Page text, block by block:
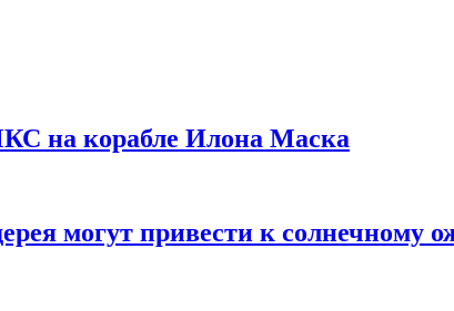
на корабле Илона Маска
могут привести к солнечному